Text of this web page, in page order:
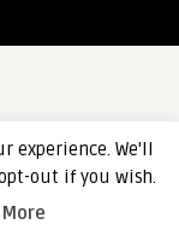
experience. We'll
out if you wish.